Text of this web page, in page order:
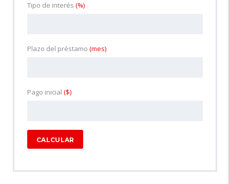
Tipo de interés (%)
Plazo del préstamo (mes)
Pago inicial ($)
CALCULAR